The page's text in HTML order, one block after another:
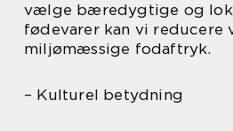
vælge bæredygtige og
fødevarer kan vi reducere
miljømæssige fodaftryk.
– Kulturel betydning